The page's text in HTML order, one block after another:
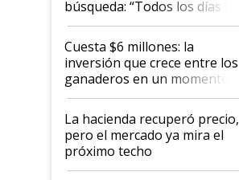
búsqueda: “Todos los días le
toca a algún productor”
Cuesta $6 millones: la
inversión que crece entre los
ganaderos en un momento
histórico para la actividad
La hacienda recuperó precio,
pero el mercado ya mira el
próximo techo